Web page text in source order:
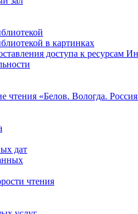
в картинках
доступа к ресурсам
чтения «Белов. Вологда.
дат
чтения